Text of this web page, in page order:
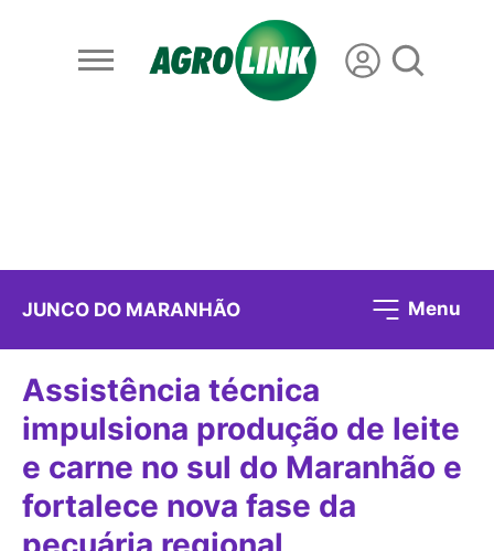
JUNCO DO MARANHÃO Menu
Assistência técnica
impulsiona produção de leite
e carne no sul do Maranhão e
fortalece nova fase da